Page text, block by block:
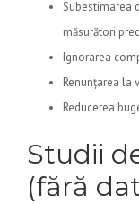
Subestimarea
măsurători
Ignorarea
Renunțarea la
Reducerea
Studii
(fără